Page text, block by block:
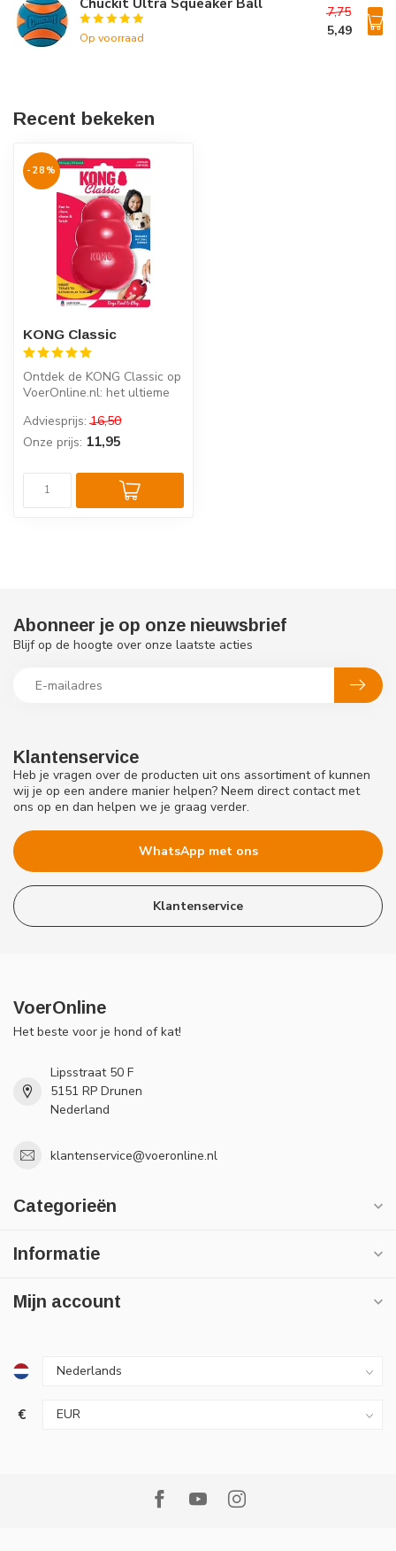
Op voorraad
7,75
5,49
Recent bekeken
-28%
KONG Classic
Ontdek de KONG Classic op
VoerOnline.nl: het ultieme
da...
Adviesprijs: 16,50
Onze prijs: 11,95
Klantenservice
Heb je vragen over de producten uit ons assortiment of kunnen
wij je op een andere manier helpen? Neem direct contact met
ons op en dan helpen we je graag verder.
WhatsApp met ons
Klantenservice
Abonneer je op onze nieuwsbrief
Blijf op de hoogte over onze laatste acties
VoerOnline
Het beste voor je hond of kat!
Lipsstraat 50 F
5151 RP Drunen
Nederland
klantenservice@voeronline.nl
Categorieën
Informatie
Mijn account
€